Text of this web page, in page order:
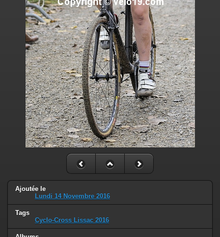
Ajoutée le
Lundi 14 Novembre 2016
Tags
Cyclo-Cross Lissac 2016